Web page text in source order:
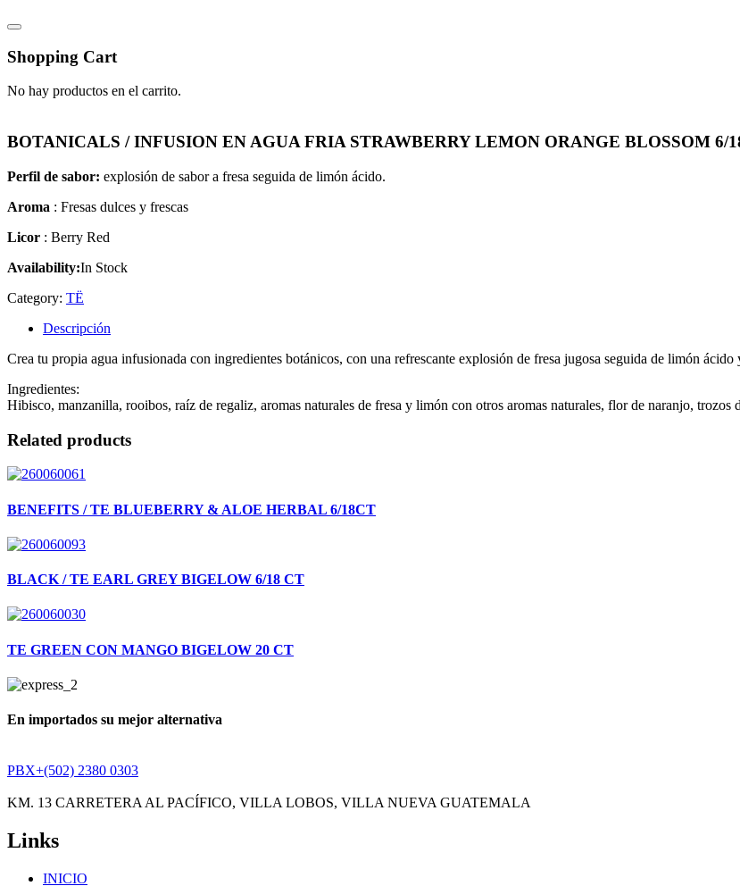
Shopping Cart
No hay productos en el carrito.
BOTANICALS / INFUSION EN AGUA FRIA STRAWBERRY LEMON ORANGE BLOSSOM 6/
Perfil de sabor: explosión de sabor a fresa seguida de limón ácido.
Aroma : Fresas dulces y frescas
Licor : Berry Red
Availability:In Stock
Category: TË
Descripción
Crea tu propia agua infusionada con ingredientes botánicos, con una refrescante explosión de fresa jugosa seguida de limón ácido
Ingredientes:
Hibisco, manzanilla, rooibos, raíz de regaliz, aromas naturales de fresa y limón con otros aromas naturales, flor de naranjo, trozos
Related products
BENEFITS / TE BLUEBERRY & ALOE HERBAL 6/18CT
BLACK / TE EARL GREY BIGELOW 6/18 CT
TE GREEN CON MANGO BIGELOW 20 CT
En importados su mejor alternativa
PBX+(502) 2380 0303
KM. 13 CARRETERA AL PACÍFICO, VILLA LOBOS, VILLA NUEVA GUATEMALA
Links
INICIO